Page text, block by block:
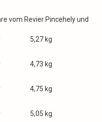
vom Revier Pincehely und
5,27 kg
4,73 kg
4,75 kg
5,05 kg